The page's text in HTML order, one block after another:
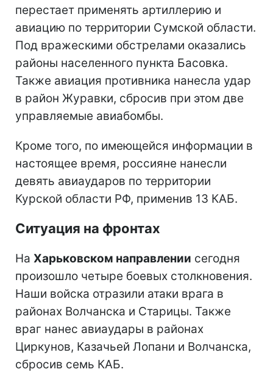
перестает применять артиллерию и
авиацию по территории Сумской области.
Под вражескими обстрелами оказались
районы населенного пункта Басовка.
Также авиация противника нанесла удар
в район Журавки, сбросив при этом две
управляемые авиабомбы.
Кроме того, по имеющейся информации в
настоящее время, россияне нанесли
девять авиаударов по территории
Курской области РФ, применив 13 КАБ.
Ситуация на фронтах
На Харьковском направлении сегодня
произошло четыре боевых столкновения.
Наши войска отразили атаки врага в
районах Волчанска и Старицы. Также
враг нанес авиаудары в районах
Циркунов, Казачьей Лопани и Волчанска,
сбросив семь КАБ.